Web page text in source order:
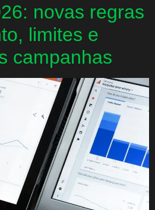
novas regras
limites e
campanhas